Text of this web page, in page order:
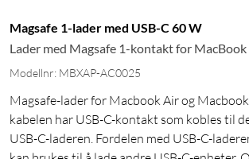
Magsafe 1-lader med USB-C 60 W
Lader med Magsafe 1-kontakt for MacBook
Modellnr: MBXAP-AC0025
Magsafe-lader for Macbook Air og
kabelen har USB-C-kontakt som kobles til
USB-C-laderen. Fordelen med USB-C-